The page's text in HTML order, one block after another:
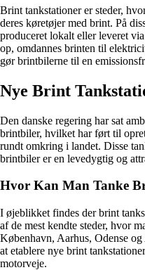
Brint tankstationer er steder,
deres køretøjer med brint. På
produceret lokalt eller leveret
op, omdannes brinten til
gør brintbilerne til en
Nye Brint
Den danske regering har sat
brintbiler, hvilket har ført til
rundt omkring i landet. Disse
brintbiler er en levedygtig og
Hvor Kan Man Tanke
I øjeblikket findes der brint
af de mest kendte steder, hvor
København, Aarhus, Odense
at etablere nye brint
motorveje.